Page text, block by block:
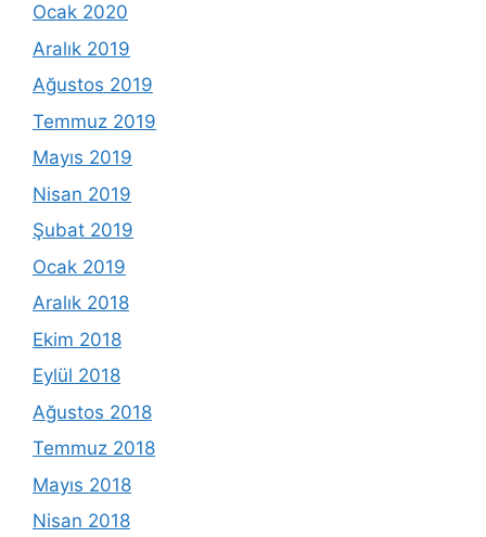
Ocak 2020
Aralık 2019
Ağustos 2019
Temmuz 2019
Mayıs 2019
Nisan 2019
Şubat 2019
Ocak 2019
Aralık 2018
Ekim 2018
Eylül 2018
Ağustos 2018
Temmuz 2018
Mayıs 2018
Nisan 2018